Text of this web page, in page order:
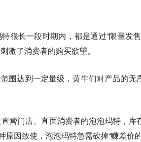
很长一段时期内，都是通过“限量发
激了消费者的购买欲望。
围达到一定量级，黄牛们对产品的无
营门店、直面消费者的泡泡玛特，库
原因致使，泡泡玛特急需砍掉“赚差价